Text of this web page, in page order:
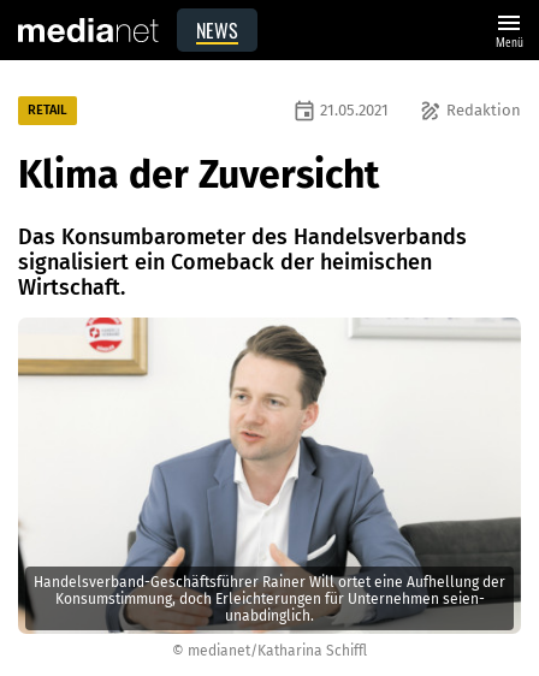
NEWS menu
Menü
© medianet/Katharina Schiffl
Handelsverband-Geschäftsführer Rainer Will ortet eine Aufhellung der
Konsumstimmung, doch Erleichterungen für Unternehmen seien ­
unabdinglich.
RETAIL draw Redaktion
event 21.05.2021
Klima der Zuversicht
Das Konsumbarometer des Handelsverbands
signalisiert ein Comeback der heimischen
Wirtschaft.